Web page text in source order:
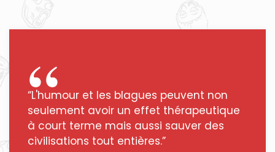
“L'humour et les blagues peuvent non
seulement avoir un effet thérapeutique
à court terme mais aussi sauver des
civilisations tout entières.”